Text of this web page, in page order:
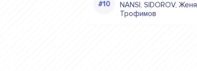
NANSI, SIDOROV, Женя
Трофимов